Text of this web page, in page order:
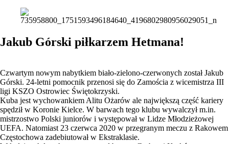
Jakub Górski piłkarzem Hetmana!
Czwartym nowym nabytkiem biało-zielono-czerwonych został Jakub
Górski. 24-letni pomocnik przenosi się do Zamościa z wicemistrza III
ligi KSZO Ostrowiec Świętokrzyski.
Kuba jest wychowankiem Alitu Ożarów ale największą część kariery
spędził w Koronie Kielce. W barwach tego klubu wywalczył m.in.
mistrzostwo Polski juniorów i występował w Lidze Młodzieżowej
UEFA. Natomiast 23 czerwca 2020 w przegranym meczu z Rakowem
Częstochowa zadebiutował w Ekstraklasie.